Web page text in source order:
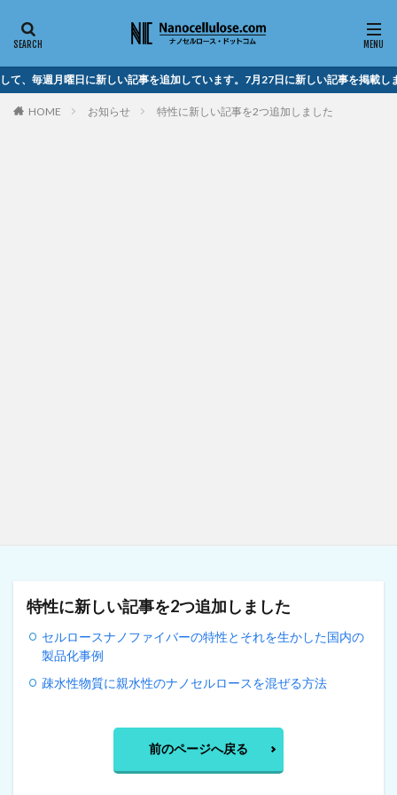
て、毎週月曜日に新しい記事を追加しています。7月27日に新しい記事を掲載し
HOME お知らせ 特性に新しい記事を2つ追加しました
特性に新しい記事を2つ追加しました
セルロースナノファイバーの特性とそれを生かした国内の
製品化事例
疎水性物質に親水性のナノセルロースを混ぜる方法
前のページへ戻る